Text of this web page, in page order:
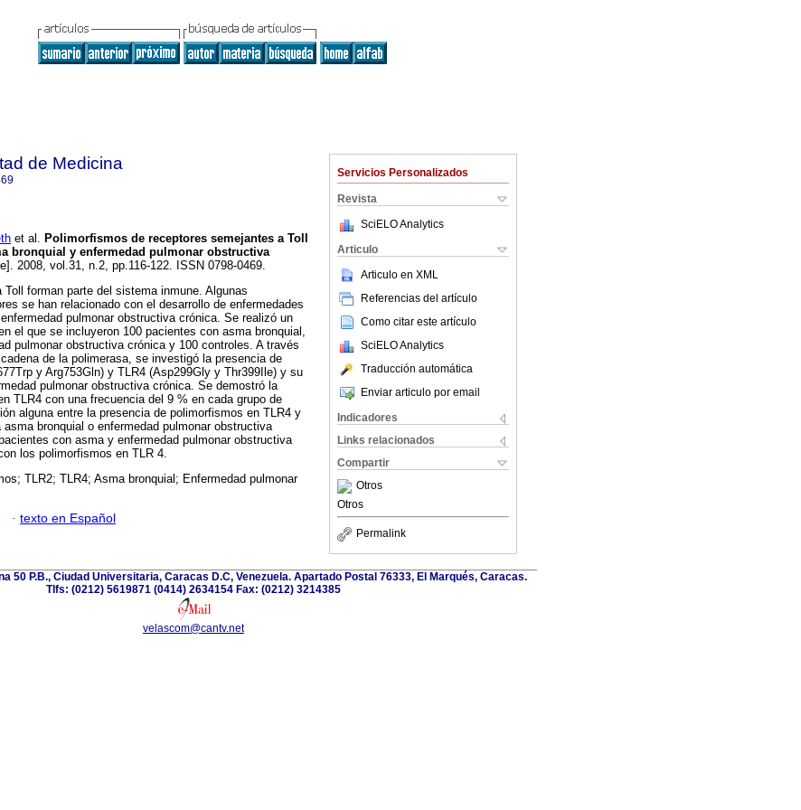
Servicios Personalizados
Revista
SciELO Analytics
Articulo
Articulo en XML
Referencias del artículo
Como citar este artículo
SciELO Analytics
Traducción automática
Enviar articulo por email
Indicadores
Links relacionados
Compartir
Otros
Otros
Permalink
de Medicina
et al. Polimorfismos de receptores semejantes a Toll
bronquial y enfermedad pulmonar obstructiva
2008, vol.31, n.2, pp.116-122. ISSN 0798-0469.
forman parte del sistema inmune. Algunas
se han relacionado con el desarrollo de enfermedades
pulmonar obstructiva crónica. Se realizó un
el que se incluyeron 100 pacientes con asma bronquial,
pulmonar obstructiva crónica y 100 controles. A través
de la polimerasa, se investigó la presencia de
y Arg753Gln) y TLR4 (Asp299Gly y Thr399Ile) y su
pulmonar obstructiva crónica. Se demostró la
TLR4 con una frecuencia del 9 % en cada grupo de
alguna entre la presencia de polimorfismos en TLR4 y
bronquial o enfermedad pulmonar obstructiva
con asma y enfermedad pulmonar obstructiva
los polimorfismos en TLR 4.
TLR2; TLR4; Asma bronquial; Enfermedad pulmonar
· texto en Español
50 P.B., Ciudad Universitaria, Caracas D.C, Venezuela. Apartado Postal 76333, El Marqués, Caracas.
Tlfs: (0212) 5619871 (0414) 2634154 Fax: (0212) 3214385
velascom@cantv.net